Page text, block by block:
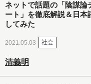
ネットで話題の「陰謀論
ート」を徹底解説＆日本
してみた
2021.05.03 社会
清義明